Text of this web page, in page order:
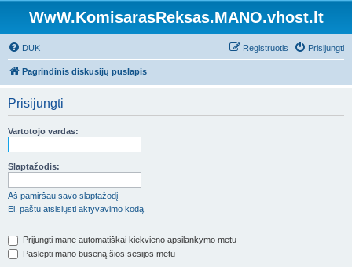
WwW.KomisarasReksas.MANO.vhost.lt
DUK Prisijungti
Registruotis
Pagrindinis diskusijų puslapis
Prisijungti
Vartotojo vardas:
Slaptažodis:
Aš pamiršau savo slaptažodį
El. paštu atsisiųsti aktyvavimo kodą
Prijungti mane automatiškai kiekvieno apsilankymo metu
Paslėpti mano būseną šios sesijos metu